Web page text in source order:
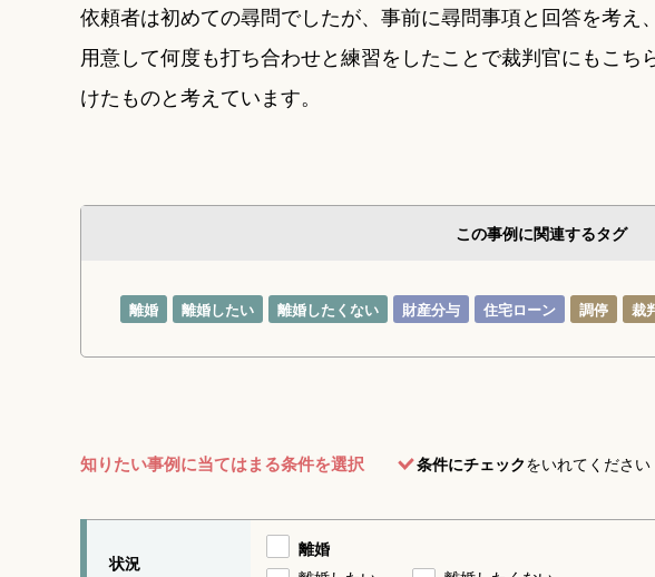
依頼者は初めての尋問でしたが、事前に尋問事項と回答を考え
用意して何度も打ち合わせと練習をしたことで裁判官にもこ
けたものと考えています。
この事例に関連するタグ
離婚 離婚したい 離婚したくない 財産分与 住宅ローン 調停 裁
知りたい事例に当てはまる条件を選択 条件にチェックをいれてください
状況
離婚